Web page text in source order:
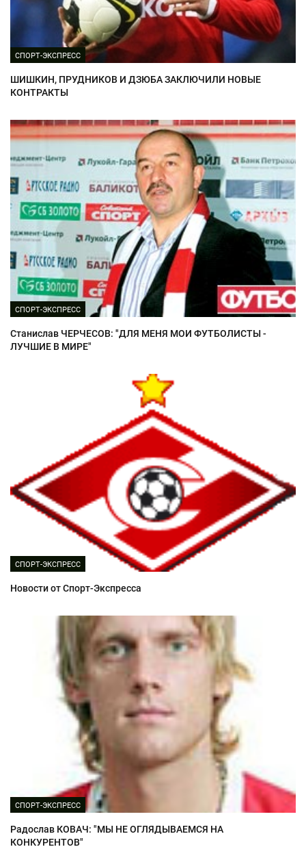
СПОРТ-ЭКСПРЕСС
ШИШКИН, ПРУДНИКОВ И ДЗЮБА ЗАКЛЮЧИЛИ НОВЫЕ
КОНТРАКТЫ
СПОРТ-ЭКСПРЕСС
Станислав ЧЕРЧЕСОВ: "ДЛЯ МЕНЯ МОИ ФУТБОЛИСТЫ -
ЛУЧШИЕ В МИРЕ"
СПОРТ-ЭКСПРЕСС
Новости от Спорт-Экспресса
СПОРТ-ЭКСПРЕСС
Радослав КОВАЧ: "МЫ НЕ ОГЛЯДЫВАЕМСЯ НА
КОНКУРЕНТОВ"